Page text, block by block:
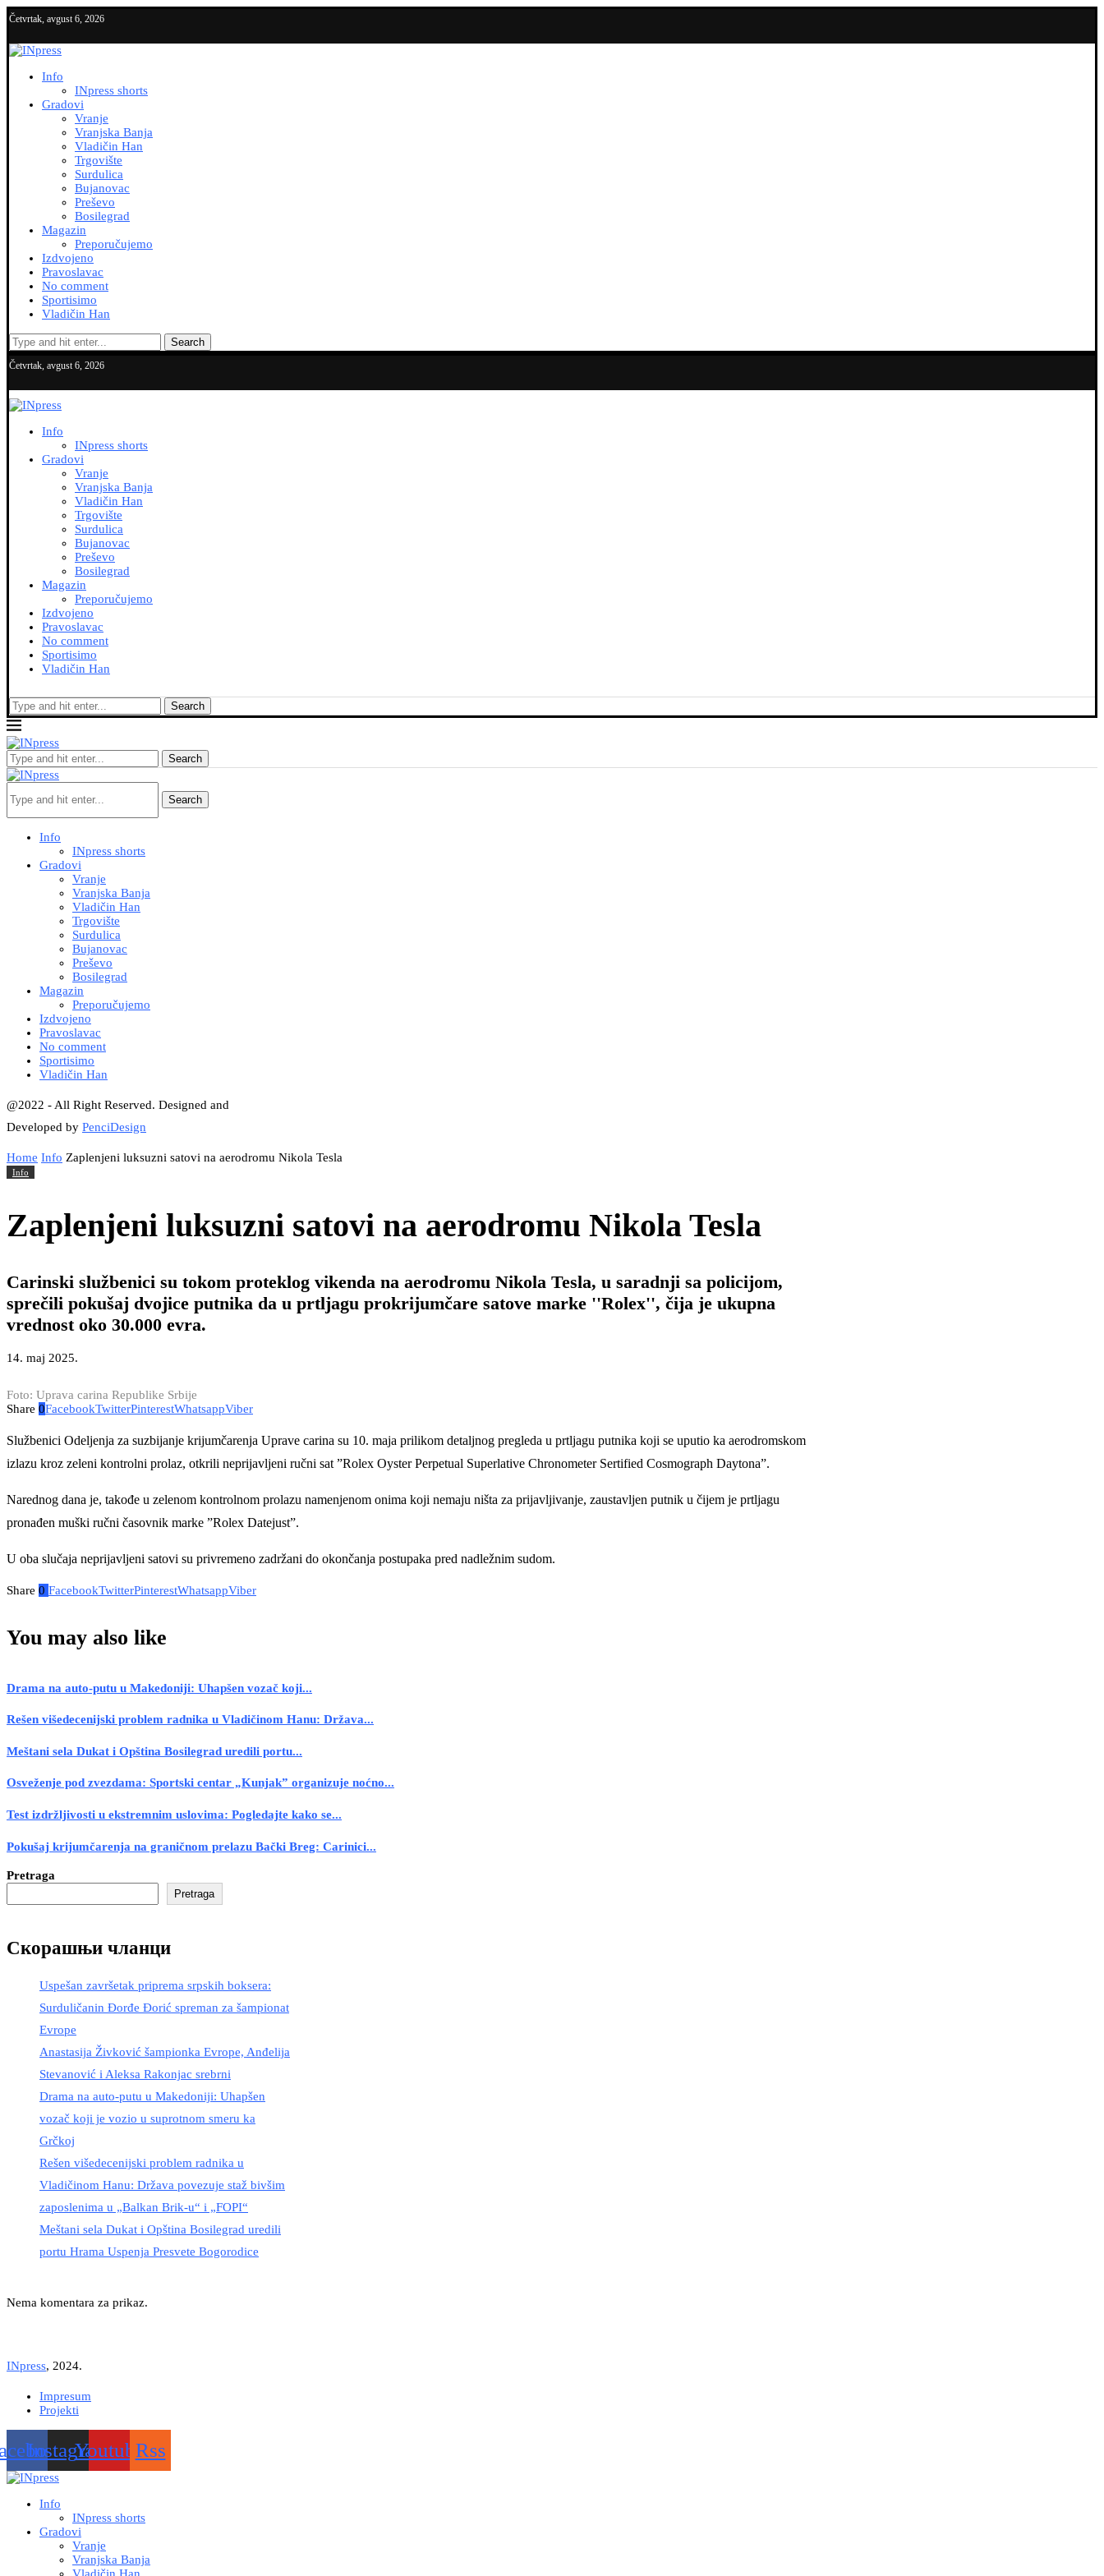
Četvrtak, avgust 6, 2026
Info
INpress shorts
Gradovi
Vranje
Vranjska Banja
Vladičin Han
Trgovište
Surdulica
Bujanovac
Preševo
Bosilegrad
Magazin
Preporučujemo
Izdvojeno
Pravoslavac
No comment
Sportisimo
Vladičin Han
Search
Četvrtak, avgust 6, 2026
Info
INpress shorts
Gradovi
Vranje
Vranjska Banja
Vladičin Han
Trgovište
Surdulica
Bujanovac
Preševo
Bosilegrad
Magazin
Preporučujemo
Izdvojeno
Pravoslavac
No comment
Sportisimo
Vladičin Han
Search
Search
Search
Info
INpress shorts
Gradovi
Vranje
Vranjska Banja
Vladičin Han
Trgovište
Surdulica
Bujanovac
Preševo
Bosilegrad
Magazin
Preporučujemo
Izdvojeno
Pravoslavac
No comment
Sportisimo
Vladičin Han
@2022 - All Right Reserved. Designed and
Developed by PenciDesign
Home Info Zaplenjeni luksuzni satovi na aerodromu Nikola Tesla
Info
Zaplenjeni luksuzni satovi na aerodromu Nikola Tesla
Carinski službenici su tokom proteklog vikenda na aerodromu Nikola Tesla, u saradnji sa policijom,
sprečili pokušaj dvojice putnika da u prtljagu prokrijumčare satove marke ''Rolex'', čija je ukupna
vrednost oko 30.000 evra.
14. maj 2025.
Foto: Uprava carina Republike Srbije
Share 0FacebookTwitterPinterestWhatsappViber
Službenici Odeljenja za suzbijanje krijumčarenja Uprave carina su 10. maja prilikom detaljnog pregleda u prtljagu putnika koji se uputio ka aerodromskom
izlazu kroz zeleni kontrolni prolaz, otkrili neprijavljeni ručni sat ”Rolex Oyster Perpetual Superlative Chronometer Sertified Cosmograph Daytona”.
Narednog dana je, takođe u zelenom kontrolnom prolazu namenjenom onima koji nemaju ništa za prijavljivanje, zaustavljen putnik u čijem je prtljagu
pronađen muški ručni časovnik marke ”Rolex Datejust”.
U oba slučaja neprijavljeni satovi su privremeno zadržani do okončanja postupaka pred nadležnim sudom.
Share 0 FacebookTwitterPinterestWhatsappViber
You may also like
Drama na auto-putu u Makedoniji: Uhapšen vozač koji...
Rešen višedecenijski problem radnika u Vladičinom Hanu: Država...
Meštani sela Dukat i Opština Bosilegrad uredili portu...
Osveženje pod zvezdama: Sportski centar „Kunjak” organizuje noćno...
Test izdržljivosti u ekstremnim uslovima: Pogledajte kako se...
Pokušaj krijumčarenja na graničnom prelazu Bački Breg: Carinici...
Pretraga
Pretraga
Скорашњи чланци
Uspešan završetak priprema srpskih boksera:
Surduličanin Đorđe Đorić spreman za šampionat
Evrope
Anastasija Živković šampionka Evrope, Anđelija
Stevanović i Aleksa Rakonjac srebrni
Drama na auto-putu u Makedoniji: Uhapšen
vozač koji je vozio u suprotnom smeru ka
Grčkoj
Rešen višedecenijski problem radnika u
Vladičinom Hanu: Država povezuje staž bivšim
zaposlenima u „Balkan Brik-u“ i „FOPI“
Meštani sela Dukat i Opština Bosilegrad uredili
portu Hrama Uspenja Presvete Bogorodice
Nema komentara za prikaz.
INpress, 2024.
Impresum
Projekti
InstagramYoutubeRss
Info
INpress shorts
Gradovi
Vranje
Vranjska Banja
Vladičin Han